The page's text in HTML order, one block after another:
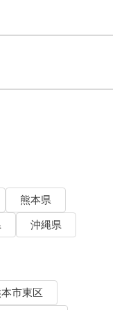
熊本県
沖縄県
市東区